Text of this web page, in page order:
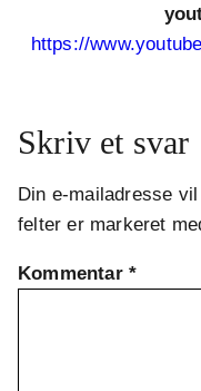
https://
Skriv et svar
Din e-mailadresse
felter er markeret
Kommentar *